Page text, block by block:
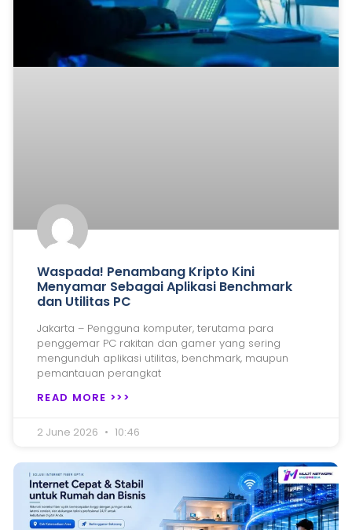
Waspada! Penambang Kripto Kini
Menyamar Sebagai Aplikasi Benchmark
dan Utilitas PC
Jakarta – Pengguna komputer, terutama para
penggemar PC rakitan dan gamer yang sering
mengunduh aplikasi utilitas, benchmark, maupun
pemantauan perangkat
READ MORE >>>
2 June 2026 10:46